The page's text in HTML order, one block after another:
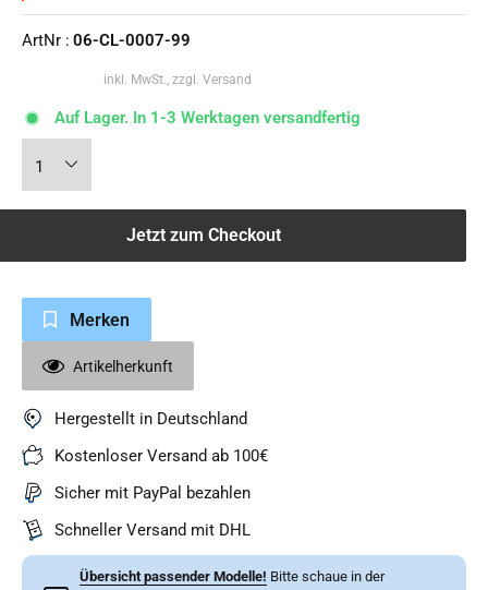
ArtNr : 06-CL-0007-99
inkl. MwSt., zzgl. Versand
Auf Lager. In 1-3 Werktagen versandfertig
Jetzt zum Checkout
Merken
Artikelherkunft
Hergestellt in Deutschland
Kostenloser Versand ab 100€
Sicher mit PayPal bezahlen
Schneller Versand mit DHL
Übersicht passender Modelle! Bitte schaue in der